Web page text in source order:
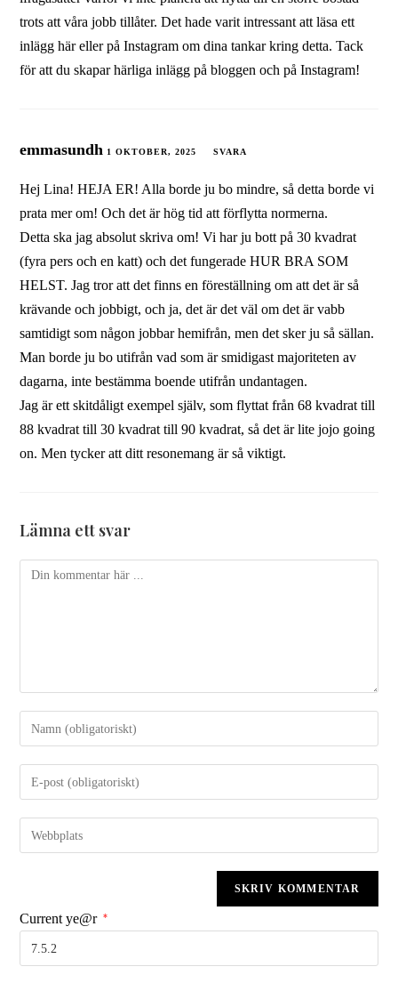
trots att våra jobb tillåter. Det hade varit intressant att läsa ett
inlägg här eller på Instagram om dina tankar kring detta. Tack
för att du skapar härliga inlägg på bloggen och på Instagram!
emmasundh 1 OKTOBER, 2025 SVARA
Hej Lina! HEJA ER! Alla borde ju bo mindre, så detta borde vi
prata mer om! Och det är hög tid att förflytta normerna.
Detta ska jag absolut skriva om! Vi har ju bott på 30 kvadrat
(fyra pers och en katt) och det fungerade HUR BRA SOM
HELST. Jag tror att det finns en föreställning om att det är så
krävande och jobbigt, och ja, det är det väl om det är vabb
samtidigt som någon jobbar hemifrån, men det sker ju så sällan.
Man borde ju bo utifrån vad som är smidigast majoriteten av
dagarna, inte bestämma boende utifrån undantagen.
Jag är ett skitdåligt exempel själv, som flyttat från 68 kvadrat till
88 kvadrat till 30 kvadrat till 90 kvadrat, så det är lite jojo going
on. Men tycker att ditt resonemang är så viktigt.
Lämna ett svar
Current ye@r *